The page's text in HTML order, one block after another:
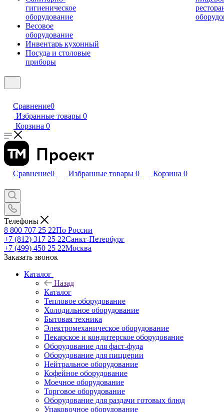
гигиеническое
оборудование
Весовое
оборудование
Инвентарь кухонный
Посуда и столовые
приборы
Сравнение0
Избранные товары 0
Корзина 0
Сравнение0 Избранные товары 0 Корзина 0
Телефоны
8 800 707 25 22По России
+7 (812) 317 25 22Санкт-Петербург
+7 (499) 450 25 22Москва
Заказать звонок
Каталог
Назад
Каталог
Тепловое оборудование
Холодильное оборудование
Бытовая техника
Электромеханическое оборудование
Пекарское и кондитерское оборудование
Оборудование для фаст-фуда
Оборудование для пиццерии
Нейтральное оборудование
Кофейное оборудование
Моечное оборудование
Торговое оборудование
Оборудование для раздачи готовых блюд
Упаковочное оборудование